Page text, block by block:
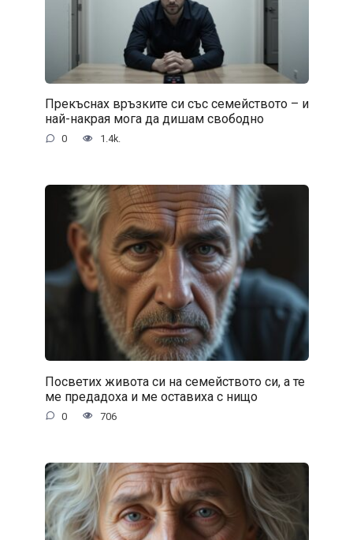
Прекъснах връзките си със семейството – и
най-накрая мога да дишам свободно
0 1.4k.
Посветих живота си на семейството си, а те
ме предадоха и ме оставиха с нищо
0 706